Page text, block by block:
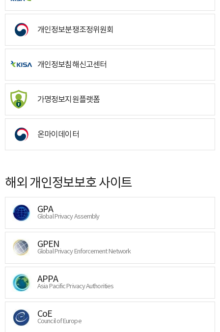
개인정보분쟁조정위원회
개인정보침해신고센터
가명정보지원플랫폼
온마이데이터
해외 개인정보보호 사이트
GPA
Global Privacy Assembly
GPEN
Global Privacy Enforcement Network
APPA
Asia Pacific Privacy Authorities
CoE
Council of Europe